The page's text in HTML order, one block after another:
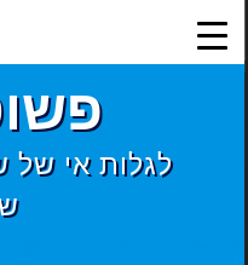
לגלות אי של